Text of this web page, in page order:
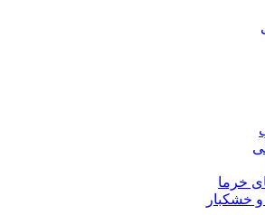
خرما
خشکبار